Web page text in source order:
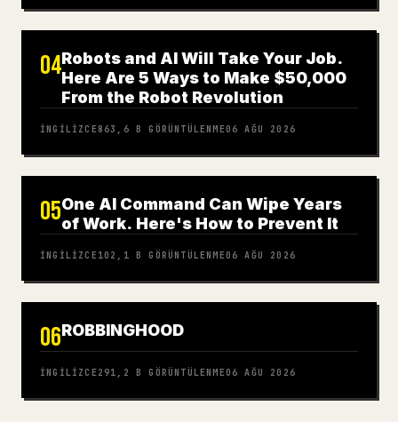
04Robots and AI Will Take Your Job.
Here Are 5 Ways to Make $50,000
From the Robot Revolution
İNGILIZCE 863,6 B GÖRÜNTÜLENME06 AĞU 2026
05One AI Command Can Wipe Years
of Work. Here's How to Prevent It
İNGILIZCE 102,1 B GÖRÜNTÜLENME06 AĞU 2026
06ROBBINGHOOD
İNGILIZCE 291,2 B GÖRÜNTÜLENME06 AĞU 2026